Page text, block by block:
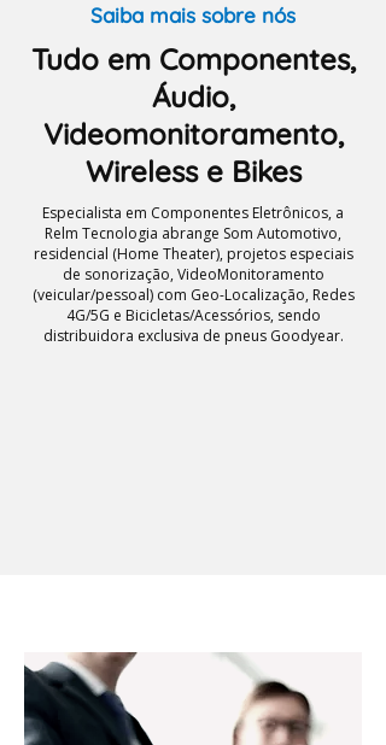
Saiba mais sobre nós
Tudo em Componentes,
Áudio,
Videomonitoramento,
Wireless e Bikes
Especialista em Componentes Eletrônicos, a
Relm Tecnologia abrange Som Automotivo,
residencial (Home Theater), projetos especiais
de sonorização, VideoMonitoramento
(veicular/pessoal) com Geo-Localização, Redes
4G/5G e Bicicletas/Acessórios, sendo
distribuidora exclusiva de pneus Goodyear.